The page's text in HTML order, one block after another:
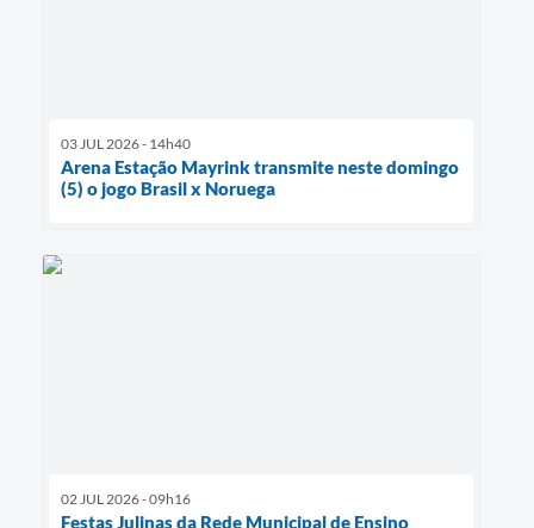
03 JUL 2026 - 14h40
Arena Estação Mayrink transmite neste domingo
(5) o jogo Brasil x Noruega
02 JUL 2026 - 09h16
Festas Julinas da Rede Municipal de Ensino